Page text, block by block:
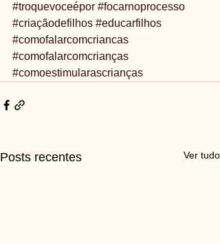
#troquevoceépor #focarnoprocesso
#criaçãodefilhos #educarfilhos
#comofalarcomcriancas
#comofalarcomcrianças
#comoestimularascrianças
Posts recentes Ver tudo